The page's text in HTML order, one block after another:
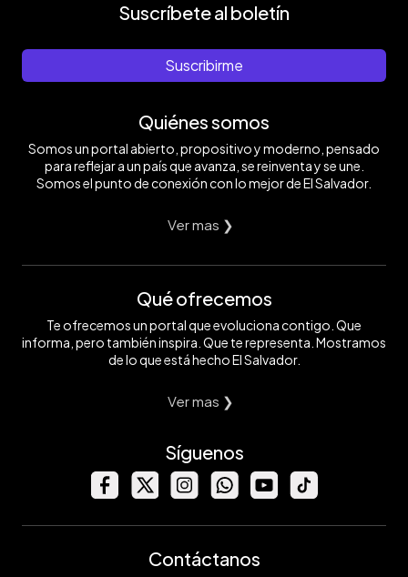
Suscríbete al boletín
Suscribirme
Quiénes somos
Somos un portal abierto, propositivo y moderno, pensado
para reflejar a un país que avanza, se reinventa y se une.
Somos el punto de conexión con lo mejor de El Salvador.
Ver mas ❯
Qué ofrecemos
Te ofrecemos un portal que evoluciona contigo. Que
informa, pero también inspira. Que te representa. Mostramos
de lo que está hecho El Salvador.
Ver mas ❯
Síguenos
Contáctanos